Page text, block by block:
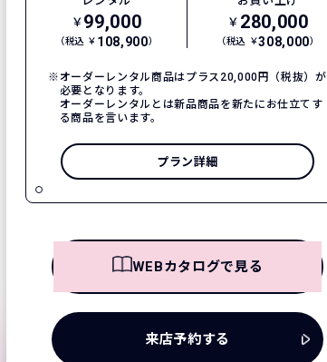
￥ 99,000
（税込 ￥ 108,900）
￥ 280,000
（税込 ￥308,000）
オーダーレンタル商品はプラス20,000円（税抜）が
必要となります。
オーダーレンタルとは新品商品を新たにお仕立てす
る商品を言います。
プラン詳細
WEBカタログで見る
来店予約する